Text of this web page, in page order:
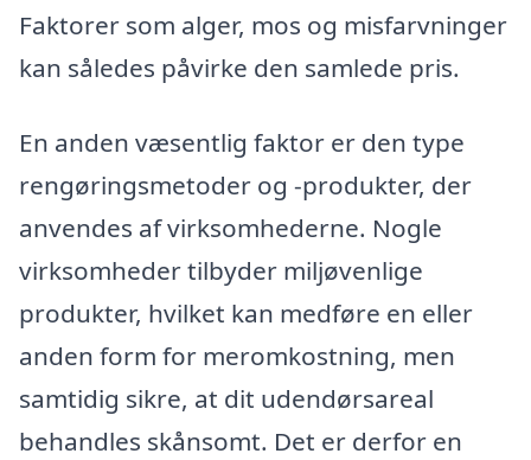
Faktorer som alger, mos og misfarvninger
kan således påvirke den samlede pris.
En anden væsentlig faktor er den type
rengøringsmetoder og -produkter, der
anvendes af virksomhederne. Nogle
virksomheder tilbyder miljøvenlige
produkter, hvilket kan medføre en eller
anden form for meromkostning, men
samtidig sikre, at dit udendørsareal
behandles skånsomt. Det er derfor en